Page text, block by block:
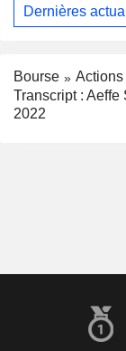
Dernières
Bourse Actions
Transcript :
2022